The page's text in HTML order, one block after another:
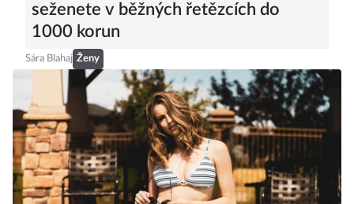
seženete v běžných řetězcích do
1000 korun
Sára Blahaj Ženy